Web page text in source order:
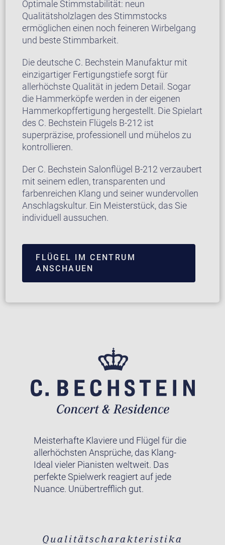
Optimale Stimmstabilität: neun
Qualitätsholzlagen des Stimmstocks
ermöglichen einen noch feineren Wirbelgang
und beste Stimmbarkeit.
Die deutsche C. Bechstein Manufaktur mit
einzigartiger Fertigungstiefe sorgt für
allerhöchste Qualität in jedem Detail. Sogar
die Hammerköpfe werden in der eigenen
Hammerkopffertigung hergestellt. Die Spielart
des C. Bechstein Flügels B-212 ist
superpräzise, professionell und mühelos zu
kontrollieren.
Der C. Bechstein Salonflügel B-212 verzaubert
mit seinem edlen, transparenten und
farbenreichen Klang und seiner wundervollen
Anschlagskultur. Ein Meisterstück, das Sie
individuell aussuchen.
FLÜGEL IM CENTRUM
ANSCHAUEN
Meisterhafte Klaviere und Flügel für die
allerhöchsten Ansprüche, das Klang-
Ideal vieler Pianisten weltweit. Das
perfekte Spielwerk reagiert auf jede
Nuance. Unübertrefflich gut.
Qualitätscharakteristika